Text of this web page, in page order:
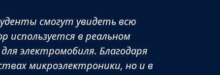
смогут увидеть всю
используется в реальном
электромобиля. Благодаря
микроэлектроники, но и в